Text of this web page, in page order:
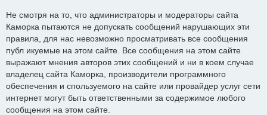
Не смотря на то, что администраторы и модераторы сайта
Каморка пытаются не допускать сообщений нарушающих эти
правила, для нас невозможно просматривать все сообщения
публ икуемые на этом сайте. Все сообщения на этом сайте
выражают мнения авторов этих сообщений и ни в коем случае
владелец сайта Каморка, производители программного
обеспечения и спользуемого на сайте или провайдер услуг сети
интернет могут быть ответственными за содержимое любого
сообщения на этом сайте.